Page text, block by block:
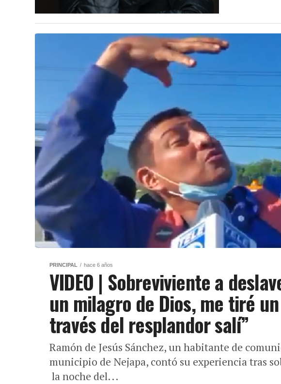
PRINCIPAL hace 6 años
VIDEO | Sobreviviente a
un milagro de Dios, me tiré
través del resplandor salí”
Ramón de Jesús Sánchez, un habitante de
municipio de Nejapa, contó su experiencia tras
la noche del...